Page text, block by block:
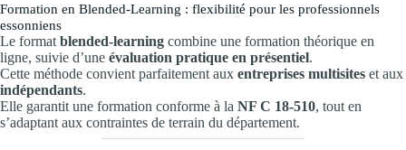
Formation en Blended-Learning : flexibilité pour les professionnels
essonniens
Le format blended-learning combine une formation théorique en
ligne, suivie d’une évaluation pratique en présentiel.
Cette méthode convient parfaitement aux entreprises multisites et aux
indépendants.
Elle garantit une formation conforme à la NF C 18-510, tout en
s’adaptant aux contraintes de terrain du département.